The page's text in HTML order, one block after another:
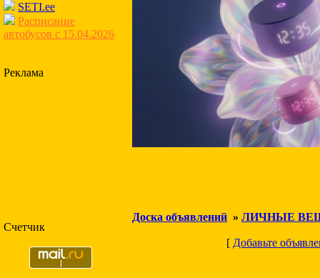
SETI.ee
Расписание
автобусов с 15.04.2026
Реклама
Счетчик
Доска объявлений » ЛИЧНЫЕ
[ Добавьте